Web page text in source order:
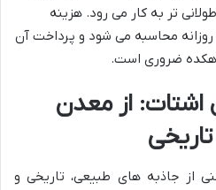
تر به کار می رود. هزینه
روزانه محاسبه می شود و پرداخت آن
ضروری است.
از معدن
از جاذبه های طبیعی، تاریخی و